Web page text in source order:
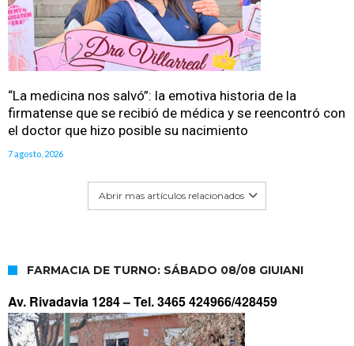
“La medicina nos salvó”: la emotiva historia de la
firmatense que se recibió de médica y se reencontró con
el doctor que hizo posible su nacimiento
7 agosto, 2026
Abrir mas artículos relacionados
FARMACIA DE TURNO: SÁBADO 08/08 GIUIANI
Av. Rivadavia 1284 –Tel. 3465 424966/428459